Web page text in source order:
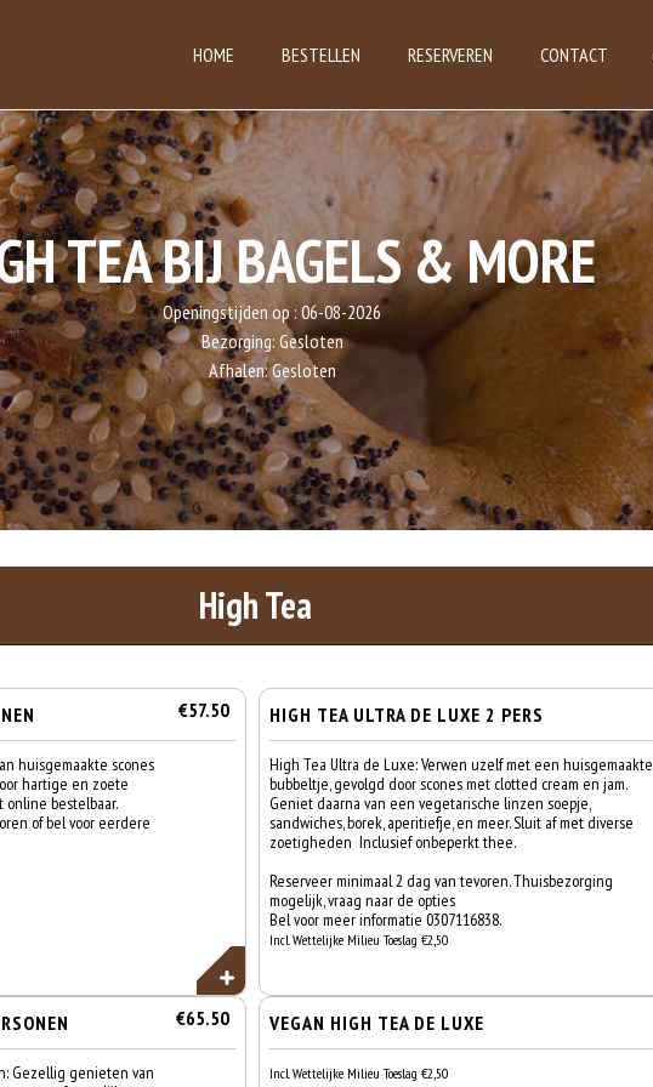
HOME BESTELLEN RESERVEREN CONTACT
TEA BIJ BAGELS & MORE
Openingstijden op : 06-08-2026
Bezorging: Gesloten
Afhalen:Gesloten
High Tea
€57.50
huisgemaakte scones
hartige en zoete
bestelbaar.
of bel voor eerdere
HIGH TEA ULTRA DE LUXE 2 PERS
High Tea Ultra de Luxe: Verwen uzelf met een huisgemaakte
bubbeltje, gevolgd door scones met clotted cream en jam.
Geniet daarna van een vegetarische linzen soepje,
sandwiches, borek, aperitiefje, en meer. Sluit af met diverse
zoetigheden Inclusief onbeperkt thee.
Reserveer minimaal 2 dag van tevoren. Thuisbezorging
mogelijk, vraag naar de opties
Bel voor meer informatie 0307116838.
Incl. Wettelijke Milieu Toeslag €2,50
€65.50
Gezellig genieten van
VEGAN HIGH TEA DE LUXE
Incl. Wettelijke Milieu Toeslag €2,50